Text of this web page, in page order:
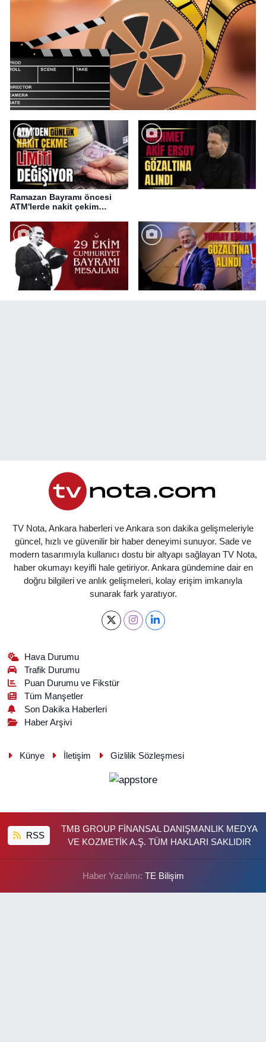
Ramazan Bayramı öncesi
ATM'lerde nakit çekim
TV Nota, Ankara haberleri ve Ankara son dakika gelişmeleriyle
güncel, hızlı ve güvenilir bir haber deneyimi sunuyor. Sade ve
modern tasarımıyla kullanıcı dostu bir altyapı sağlayan TV Nota,
haber okumayı keyifli hale getiriyor. Ankara gündemine dair en
doğru bilgileri ve anlık gelişmeleri, kolay erişim imkanıyla
sunarak fark yaratıyor.
Hava Durumu
Trafik Durumu
Puan Durumu ve Fikstür
Tüm Manşetler
Son Dakika Haberleri
Haber Arşivi
Künye İletişim Gizlilik Sözleşmesi
RSS
TMB GROUP FİNANSAL DANIŞMANLIK MEDYA
VE KOZMETİK A.Ş. TÜM HAKLARI SAKLIDIR
Haber Yazılımı: TE Bilişim